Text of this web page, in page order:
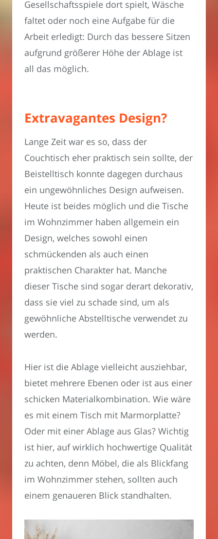
Gesellschaftsspiele dort spielt, Wäsche
faltet oder noch eine Aufgabe für die
Arbeit erledigt: Durch das bessere Sitzen
aufgrund größerer Höhe der Ablage ist
all das möglich.
Extravagantes Design?
Lange Zeit war es so, dass der
Couchtisch eher praktisch sein sollte, der
Beistelltisch konnte dagegen durchaus
ein ungewöhnliches Design aufweisen.
Heute ist beides möglich und die Tische
im Wohnzimmer haben allgemein ein
Design, welches sowohl einen
schmückenden als auch einen
praktischen Charakter hat. Manche
dieser Tische sind sogar derart dekorativ,
dass sie viel zu schade sind, um als
gewöhnliche Abstelltische verwendet zu
werden.
Hier ist die Ablage vielleicht ausziehbar,
bietet mehrere Ebenen oder ist aus einer
schicken Materialkombination. Wie wäre
es mit einem Tisch mit Marmorplatte?
Oder mit einer Ablage aus Glas? Wichtig
ist hier, auf wirklich hochwertige Qualität
zu achten, denn Möbel, die als Blickfang
im Wohnzimmer stehen, sollten auch
einem genaueren Blick standhalten.